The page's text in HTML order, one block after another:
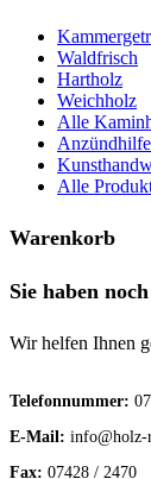
Waldfrisch
Hartholz
Weichholz
Alle
Anzündhilfe
Alle
Warenkorb
Sie haben
Wir helfen Ihnen
Telefonnummer:
E-Mail: info@holz-
Fax: 07428 / 2470